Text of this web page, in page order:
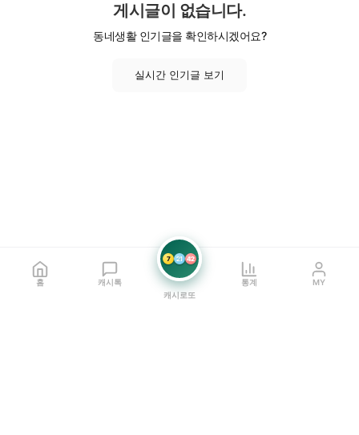
게시글이 없습니다.
동네생활 인기글을 확인하시겠어요?
실시간 인기글 보기
홈 캐시톡
7 21 42
캐시로또
통계 MY